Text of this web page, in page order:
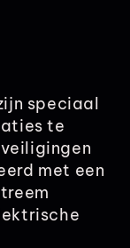
speciaal
te
met een